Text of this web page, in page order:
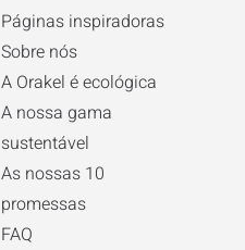
Páginas inspiradoras
Sobre nós
A Orakel é ecológica
A nossa gama
sustentável
As nossas 10
promessas
FAQ